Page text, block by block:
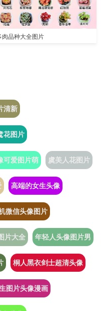
肉品种大全图片
清新
花图片
可爱图片萌 虞美人花图片
高端的女生头像
微信头像图片
片大全 年轻人头像图片男
桐人黑衣剑士超清头像
图片头像漫画